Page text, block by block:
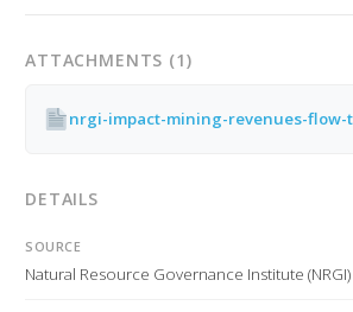
ATTACHMENTS (1)
DETAILS
SOURCE
Natural Resource Governance Institute (NRGI)